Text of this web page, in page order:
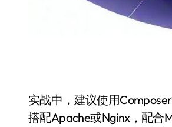
实战中，建议使用
搭配Apache或Nginx，配合